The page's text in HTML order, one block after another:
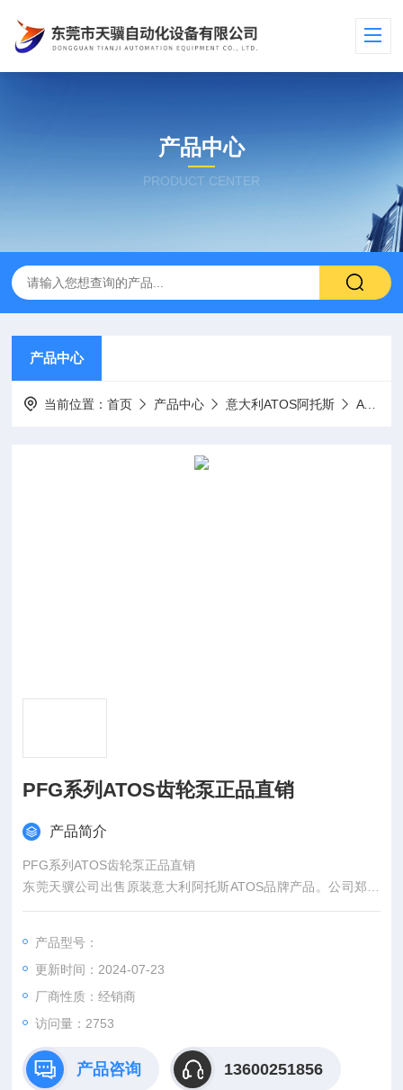
产品中心
PRODUCT CENTER
产品中心
当前位置：首页 产品中心 意大利ATOS阿托斯 ATOS齿轮泵
PFG系列ATOS齿轮泵正品直销
产品简介
PFG系列ATOS齿轮泵正品直销
东莞天骥公司出售原装意大利阿托斯ATOS品牌产品。公司郑重
承诺对此次采购销售的机电设备产品，若提供非原装正品货物，
国家有关规定进行保修，国家无规定，按与用户协商结果保修。
保修期内非因操作不当造成需要更换的零配件及设备由我司负责
包修、包换。我司所提供的所有设备均按标书承诺的保修范围和
时间进行保修。
产品型号：
更新时间：2024-07-23
厂商性质：经销商
访问量：2753
产品咨询 13600251856